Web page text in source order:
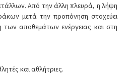
Από την άλλη πλευρά, η λήψη
μετά την προπόνηση στοχεύει
των αποθεμάτων ενέργειας και στη
και αθλήτριες.